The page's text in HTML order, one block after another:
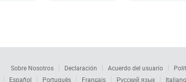
Sobre Nosotros Declaración Acuerdo del usuario
Español Português Français Русский язык Italiano